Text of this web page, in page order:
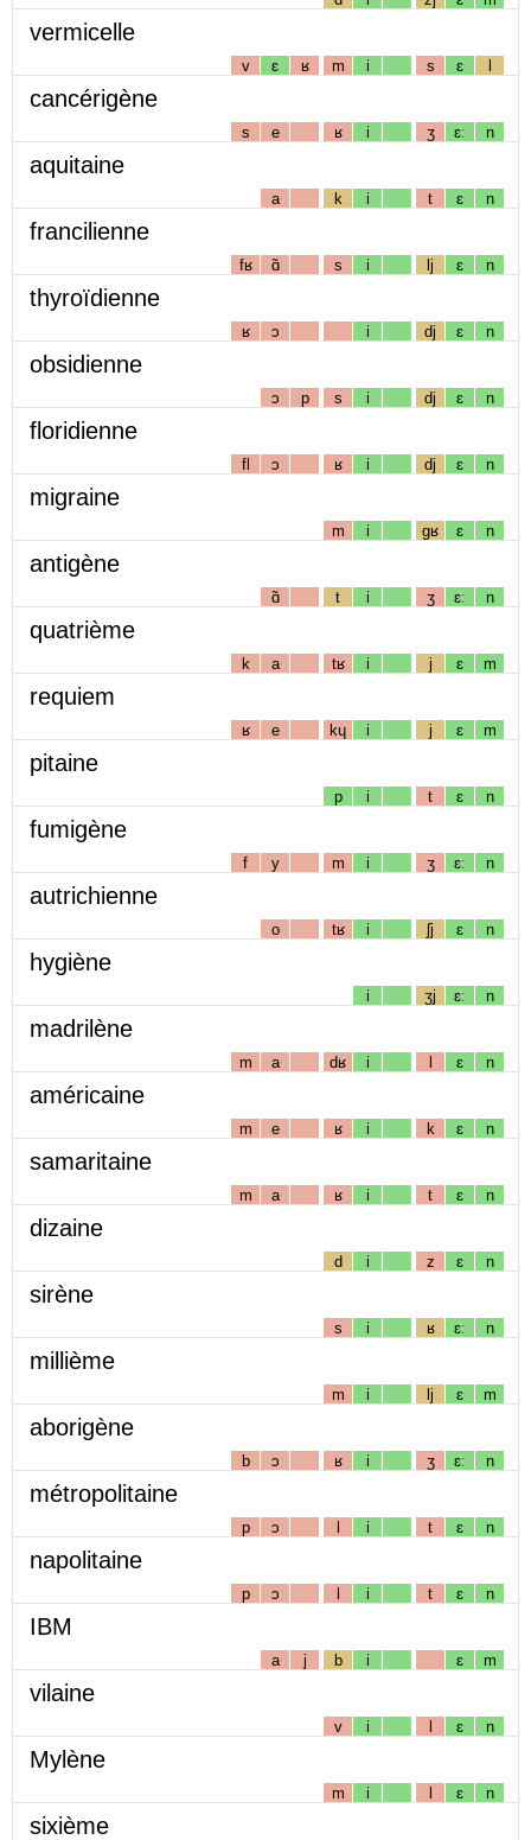
vermicelle
v ɛ ʁ m i s ɛ l
cancérigène
s e ʁ i ʒ ɛː n
aquitaine
a k i t ɛ n
francilienne
fʁ ɑ̃ s i lj ɛ n
thyroïdienne
ʁ ɔ i dj ɛ n
obsidienne
ɔ p s i dj ɛ n
floridienne
fl ɔ ʁ i dj ɛ n
migraine
m i gʁ ɛ n
antigène
ɑ̃ t i ʒ ɛː n
quatrième
k a tʁ i j ɛ m
requiem
ʁ e kɥ i j ɛ m
pitaine
p i t ɛ n
fumigène
f y m i ʒ ɛː n
autrichienne
o tʁ i ʃj ɛ n
hygiène
i ʒj ɛː n
madrilène
m a dʁ i l ɛ n
américaine
m e ʁ i k ɛ n
samaritaine
m a ʁ i t ɛ n
dizaine
d i z ɛ n
sirène
s i ʁ ɛː n
millième
m i lj ɛ m
aborigène
b ɔ ʁ i ʒ ɛː n
métropolitaine
p ɔ l i t ɛ n
napolitaine
p ɔ l i t ɛ n
IBM
a j b i ɛ m
vilaine
v i l ɛ n
Mylène
m i l ɛ n
sixième